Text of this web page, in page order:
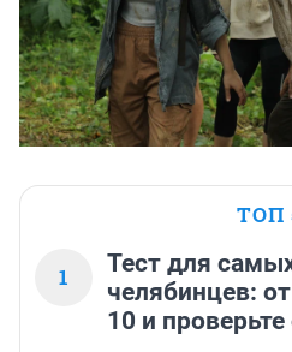
ТОП
1
Тест для
челябинцев:
10 и